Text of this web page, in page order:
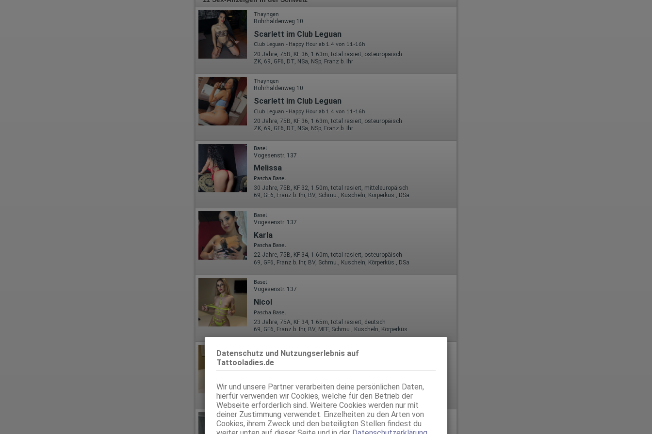
Datenschutz und Nutzungserlebnis auf
Tattooladies.de
Wir und unsere Partner verarbeiten deine persönlichen Daten,
hierfür verwenden wir Cookies, welche für den Betrieb der
Webseite erforderlich sind. Weitere Cookies werden nur mit
deiner Zustimmung verwendet. Einzelheiten zu den Arten von
Cookies, ihrem Zweck und den beteiligten Stellen findest du
Thayngen
Rohrhaldenweg 10
Scarlett im Club Leguan
Club Leguan - Happy Hour ab 1.4 von 11-16h
20 Jahre, 75B, KF 36, 1.63m, total rasiert, osteuropäisch
ZK, 69, GF6, DT, NSa, NSp, Franz b. Ihr
Thayngen
Rohrhaldenweg 10
Scarlett im Club Leguan
Club Leguan - Happy Hour ab 1.4 von 11-16h
20 Jahre, 75B, KF 36, 1.63m, total rasiert, osteuropäisch
ZK, 69, GF6, DT, NSa, NSp, Franz b. Ihr
Basel
Vogesenstr. 137
Melissa
Pascha Basel
30 Jahre, 75B, KF 32, 1.50m, total rasiert, mitteleuropäisch
69, GF6, Franz b. Ihr, BV, Schmu., Kuscheln, Körperküs., DSa
Basel
Vogesenstr. 137
Karla
Pascha Basel
22 Jahre, 75B, KF 34, 1.60m, total rasiert, osteuropäisch
69, GF6, Franz b. Ihr, BV, Schmu., Kuscheln, Körperküs., DSa
Basel
Vogesenstr. 137
Nicol
Pascha Basel
23 Jahre, 75A, KF 34, 1.65m, total rasiert, deutsch
69, GF6, Franz b. Ihr, BV, MFF, Schmu., Kuscheln, Körperküs.
Vogesenstr. 137
Roxy
30 Jahre, 75B, KF 38, 1.69m, total rasiert, mitteleuropäisch
69, Franz b. Ihr, Schmu., Kuscheln, Körperküs., DSa, DSp
Thayngen
Rohrhaldenweg 10